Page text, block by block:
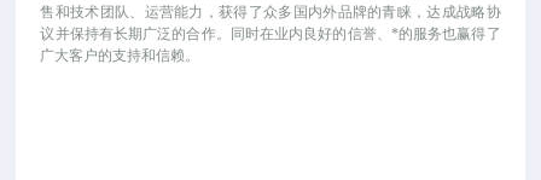
售和技术团队、运营能力，获得了众多国内外品牌的青睐，达成战略协
议并保持有长期广泛的合作。同时在业内良好的信誉、*的服务也赢得了
广大客户的支持和信赖。